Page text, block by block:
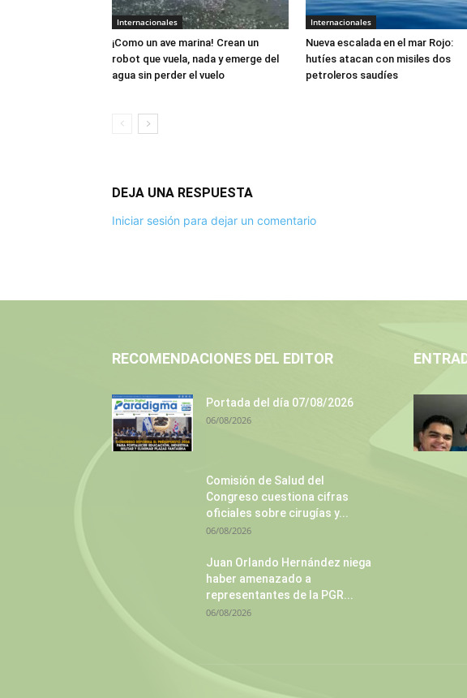
Internacionales
¡Como un ave marina! Crean un
robot que vuela, nada y emerge del
agua sin perder el vuelo
Internacionales
Nueva escalada en el mar Rojo:
hutíes atacan con misiles dos
petroleros saudíes
DEJA UNA RESPUESTA
Iniciar sesión para dejar un comentario
RECOMENDACIONES DEL EDITOR
Portada del día 07/08/2026
06/08/2026
Comisión de Salud del
Congreso cuestiona cifras
oficiales sobre cirugías y...
06/08/2026
Juan Orlando Hernández niega
haber amenazado a
representantes de la PGR...
06/08/2026